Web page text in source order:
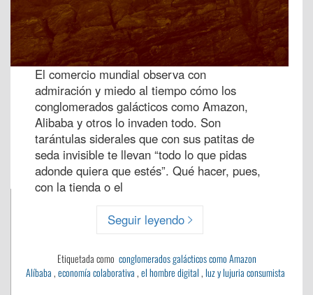
El comercio mundial observa con
admiración y miedo al tiempo cómo los
conglomerados galácticos como Amazon,
Alibaba y otros lo invaden todo. Son
tarántulas siderales que con sus patitas de
seda invisible te llevan “todo lo que pidas
adonde quiera que estés”. Qué hacer, pues,
con la tienda o el
Seguir leyendo
Etiquetada como conglomerados galácticos como Amazon
Alíbaba,economía colaborativa,el hombre digital, luz y lujuria consumista